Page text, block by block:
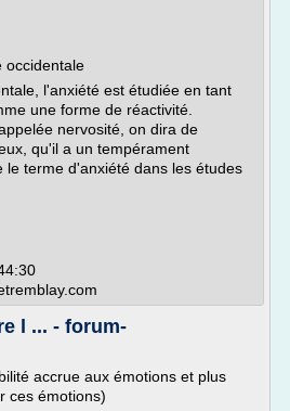
occidentale
l'anxiété est étudiée en tant
une forme de réactivité.
nervosité, on dira de
qu'il a un tempérament
le terme d'anxiété dans les études
l ... - forum-
accrue aux émotions et plus
ces émotions)